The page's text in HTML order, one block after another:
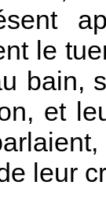
le
bain,
et
leur